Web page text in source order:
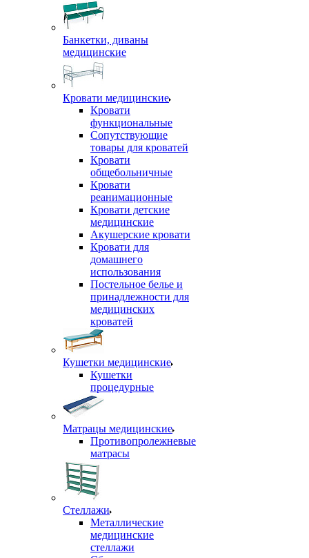
Банкетки, диваны
медицинские
Кровати медицинские
Кровати
функциональные
Сопутствующие
товары для кроватей
Кровати
общебольничные
Кровати
реанимационные
Кровати детские
медицинские
Акушерские кровати
Кровати для
домашнего
использования
Постельное белье и
принадлежности для
медицинских
кроватей
Кушетки медицинские
Кушетки
процедурные
Матрацы медицинские
Противопролежневые
матрасы
Стеллажи
Металлические
медицинские
стеллажи